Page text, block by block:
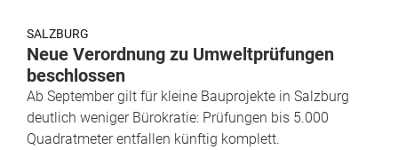
SALZBURG
Neue Verordnung zu Umweltprüfungen
beschlossen
Ab September gilt für kleine Bauprojekte in Salzburg
deutlich weniger Bürokratie: Prüfungen bis 5.000
Quadratmeter entfallen künftig komplett.